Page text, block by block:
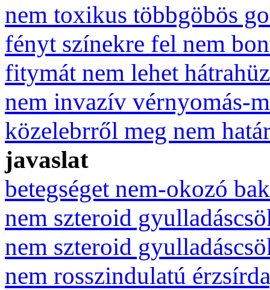
nem toxikus többgöbös
fényt színekre fel nem
fitymát nem lehet
nem invazív vérnyomás-
közelebrről meg nem
javaslat
betegséget nem-okozó
nem szteroid
nem szteroid
nem rosszindulatú